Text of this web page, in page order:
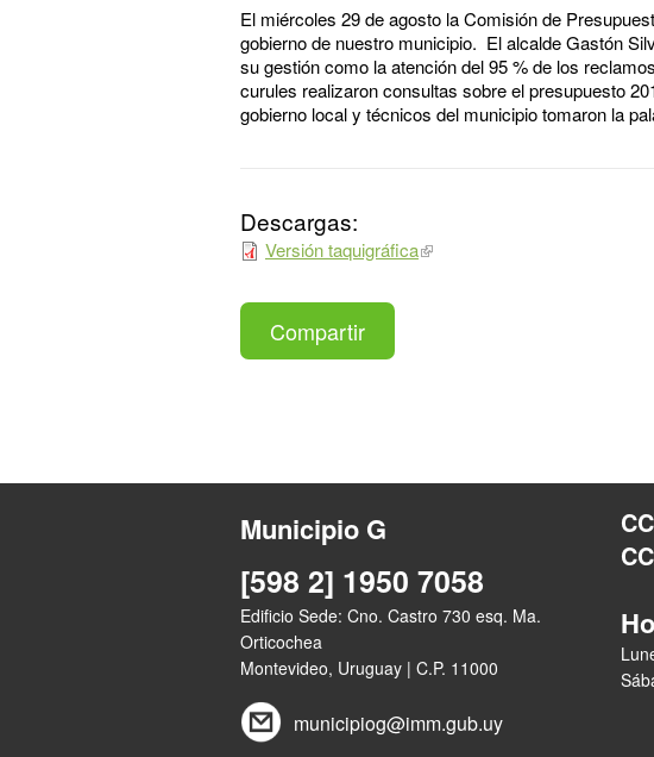
El miércoles 29 de agosto la Comisión de
gobierno de nuestro municipio. El alcalde Gastón
su gestión como la atención del 95 % de los
curules realizaron consultas sobre el presupuesto
gobierno local y técnicos del municipio tomaron la
Descargas:
Versión taquigráfica
Compartir
Municipio G
[598 2] 1950 7058
Edificio Sede: Cno. Castro 730 esq. Ma.
Orticochea
Montevideo, Uruguay | C.P. 11000
municipiog@imm.gub.uy